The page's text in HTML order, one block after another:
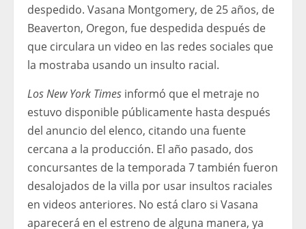
despedido. Vasana Montgomery, de 25 años, de
Beaverton, Oregon, fue despedida después de
que circulara un video en las redes sociales que
la mostraba usando un insulto racial.
Los New York Times informó que el metraje no
estuvo disponible públicamente hasta después
del anuncio del elenco, citando una fuente
cercana a la producción. El año pasado, dos
concursantes de la temporada 7 también fueron
desalojados de la villa por usar insultos raciales
en videos anteriores. No está claro si Vasana
aparecerá en el estreno de alguna manera, ya